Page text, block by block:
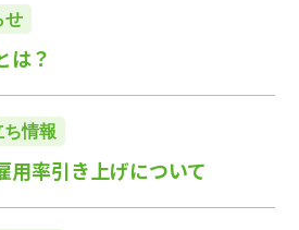
せ
は？
情報
用率引き上げについて